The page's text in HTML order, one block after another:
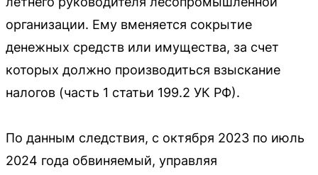
организации. Ему вменяется сокрытие
денежных средств или имущества, за счет
которых должно производиться взыскание
налогов (часть 1 статьи 199.2 УК РФ).
По данным следствия, с октября 2023 по июль
2024 года обвиняемый, управляя